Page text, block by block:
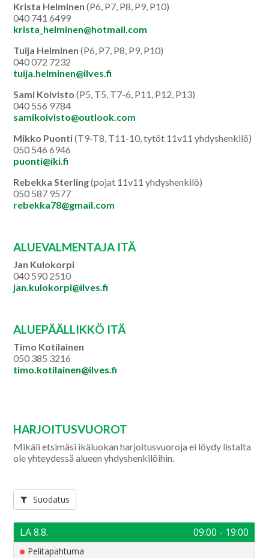
Krista Helminen (P6, P7, P8, P9, P10)
040 741 6499
krista_helminen@hotmail.com
Tuija Helminen (P6, P7, P8, P9, P10)
040 072 7232
tuija.helminen@ilves.fi
Sami Koivisto (P5, T5, T7-6, P11, P12, P13)
040 556 9784
samikoivisto@outlook.com
Mikko Puonti(T9-T8, T11-10, tytöt 11v11 yhdyshenkilö)
050 546 6946
puonti@iki.fi
Rebekka Sterling(pojat 11v11 yhdyshenkilö)
050 587 9577
rebekka78@gmail.com
ALUEVALMENTAJA ITÄ
Jan Kulokorpi
040 590 2510
jan.kulokorpi@ilves.fi
ALUEPÄÄLLIKKÖ ITÄ
Timo Kotilainen
050 385 3216
timo.kotilainen@ilves.fi
HARJOITUSVUOROT
Mikäli etsimäsi ikäluokan harjoitusvuoroja ei löydy listalta
ole yhteydessä alueen yhdyshenkilöihin.